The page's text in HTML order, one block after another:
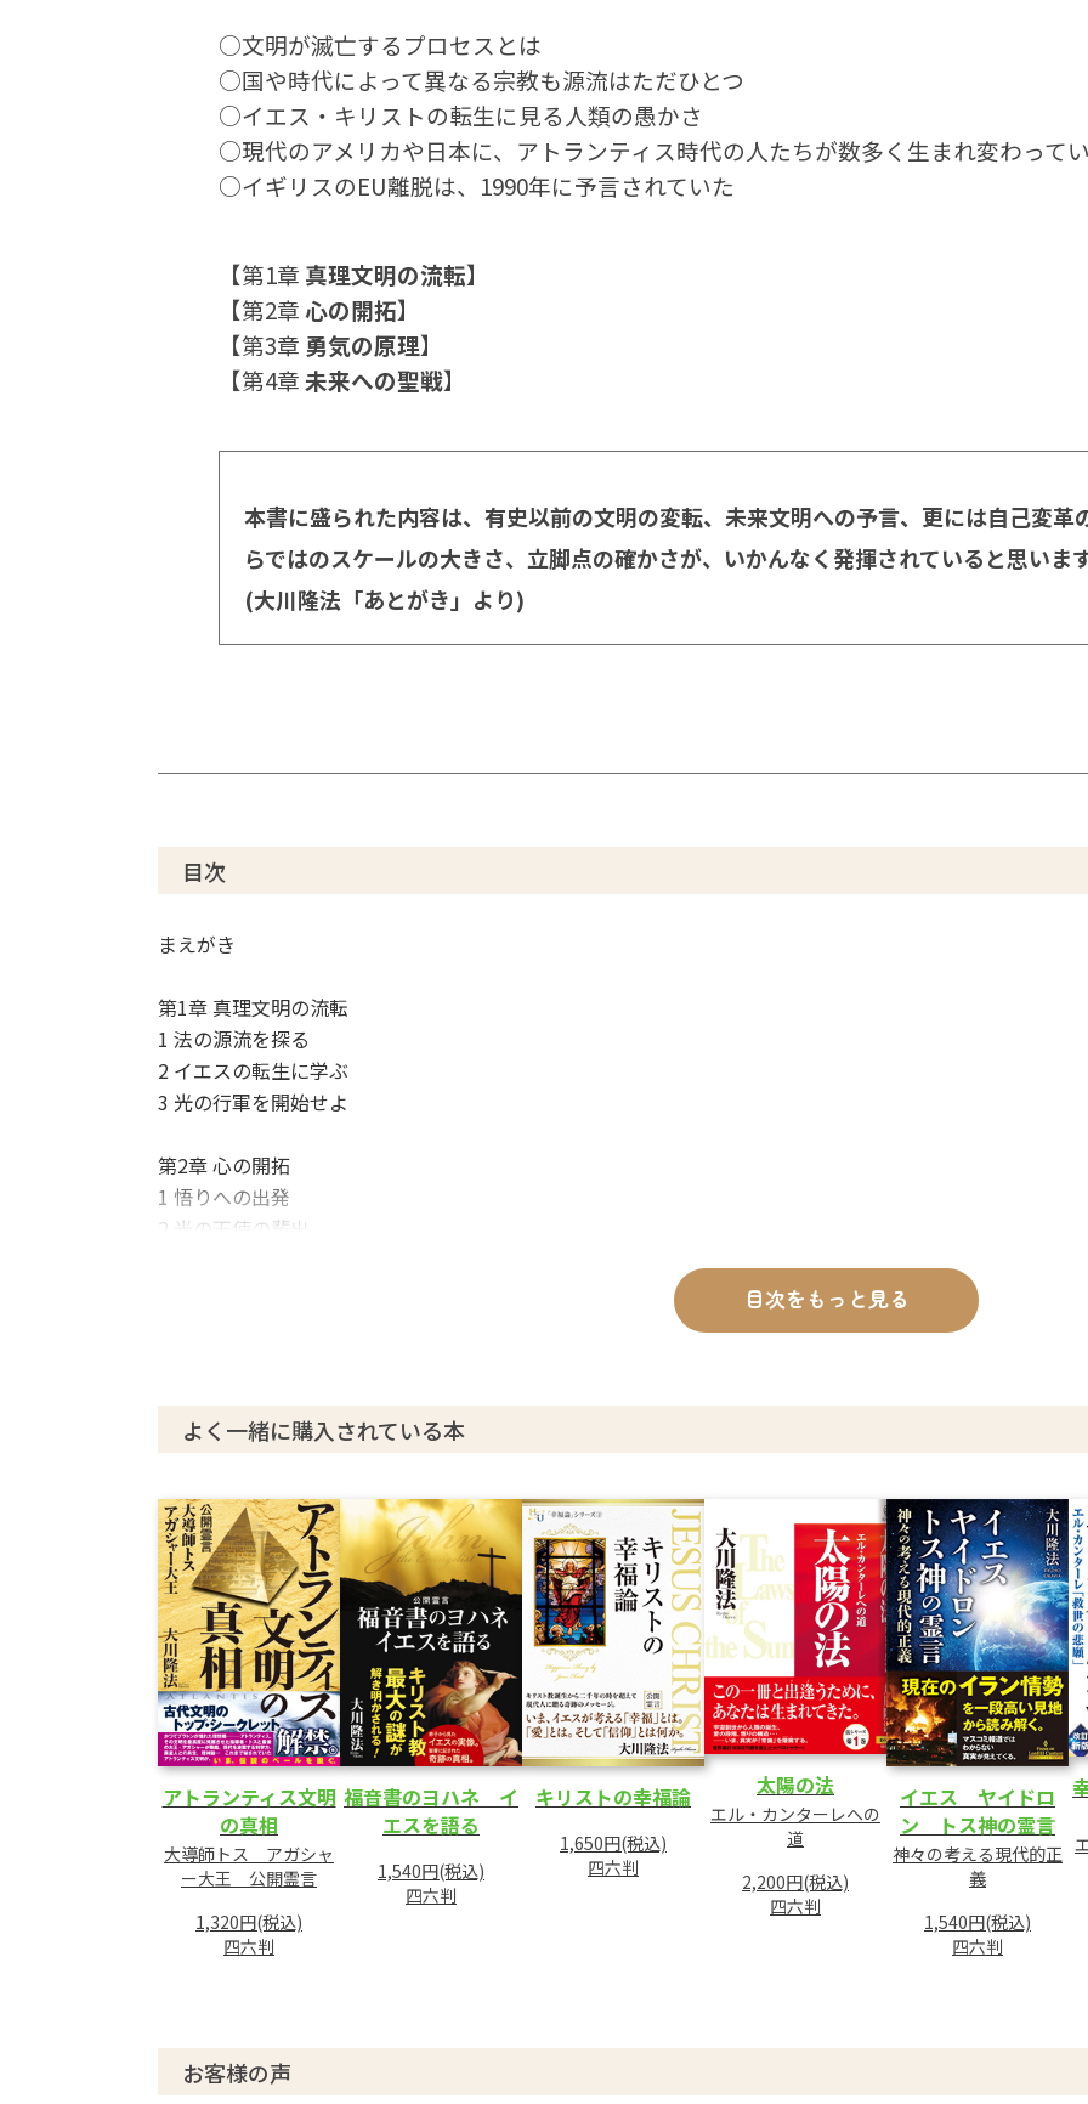
○文明が滅亡するプロセスとは
○国や時代によって異なる宗教も源流はただひとつ
○イエス・キリストの転生に見る人類の愚かさ
○現代のアメリカや日本に、アトランティス時代の人たちが数多く生まれ変わって
○イギリスのEU離脱は、1990年に予言されていた
【第1章 真理文明の流転】
【第2章心の開拓】
【第3章 勇気の原理】
【第4章 未来への聖戦】
本書に盛られた内容は、有史以前の文明の変転、未来文明への予言、更には自己変革
らではのスケールの大きさ、立脚点の確かさが、いかんなく発揮されていると思います
(大川隆法「あとがき」より)
目次
まえがき
第1章 真理文明の流転
1 法の源流を探る
2 イエスの転生に学ぶ
3 光の行軍を開始せよ
第2章 心の開拓
1 悟りへの出発
2 光の天使の輩出
2 勇気の原理とは
1 新たなる秩序の探究
2 日本の使命
3 未来への聖戦
あとがき
目次をもっと見る
よく一緒に購入されている本
アトランティス文明
の真相
大導師トス アガシャ
ー大王 公開霊言
1,320円(税込)
四六判
福音書のヨハネ イ
エスを語る
1,540円(税込)
四六判
キリストの幸福論
1,650円(税込)
四六判
太陽の法
エル・カンターレへの
道
2,200円(税込)
四六判
イエス ヤイドロ
ン トス神の霊言
神々の考える現代的正
義
1,540円(税込)
四六判
お客様の声